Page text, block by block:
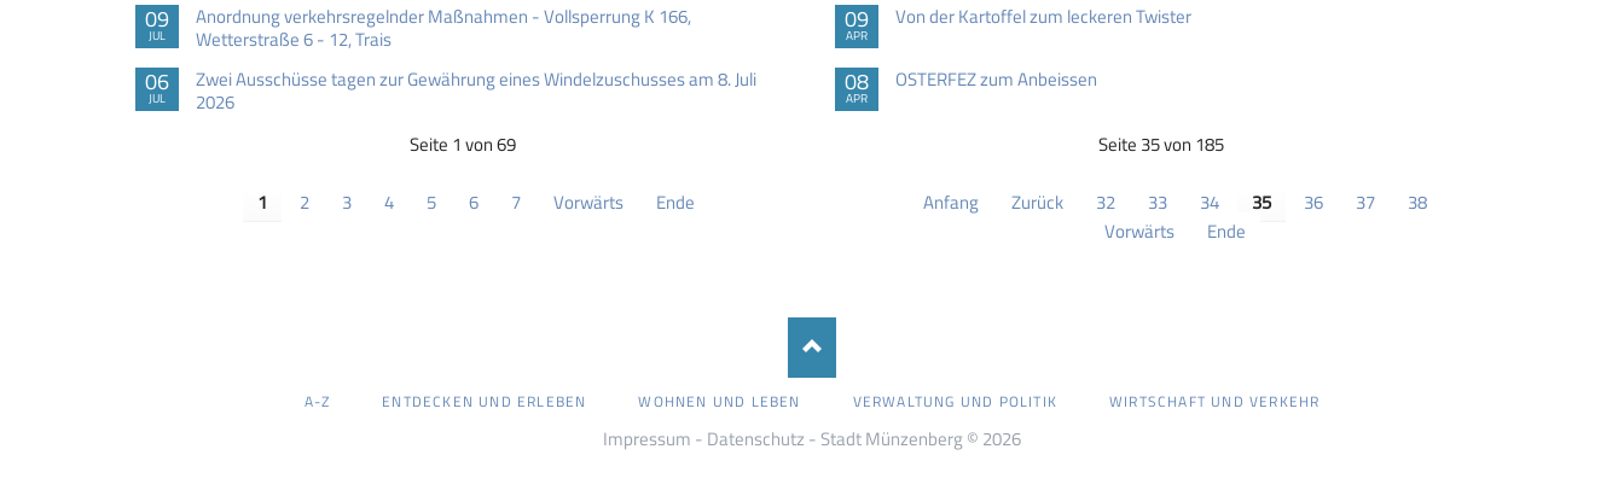
09
JUL
Anordnung verkehrsregelnder Maßnahmen - Vollsperrung K 166,
Wetterstraße 6 - 12, Trais
06
JUL
Zwei Ausschüsse tagen zur Gewährung eines Windelzuschusses am 8. Juli
2026
Seite 1 von 69
1 2 3 4 5 6 7 Vorwärts Ende
09
APR
Von der Kartoffel zum leckeren Twister
08
APR
OSTERFEZ zum Anbeissen
Seite 35 von 185
Anfang Zurück 32 33 34 35 36 37
38
Vorwärts
Ende
ÜBERSPRINGEN
A-Z ENTDECKEN UND ERLEBEN WOHNEN UND LEBEN VERWALTUNG UND POLITIK WIRTSCHAFT UND VERKEHR
Impressum - Datenschutz - Stadt Münzenberg © 2026